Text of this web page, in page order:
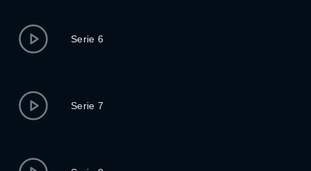
Serie 6
Serie 7